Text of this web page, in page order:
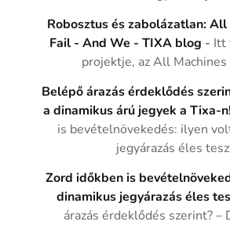
Robosztus és zabolázatlan:
Fail - And We - TIXA blog - Itt
projektje, az All
Belépő árazás érdeklődés
a dinamikus árú jegyek a Tixa-n!
is bevételnövekedés: ilyen
jegyárazás éles
Zord időkben is
dinamikus jegyárazás éles
árazás érdeklődés szerint? –